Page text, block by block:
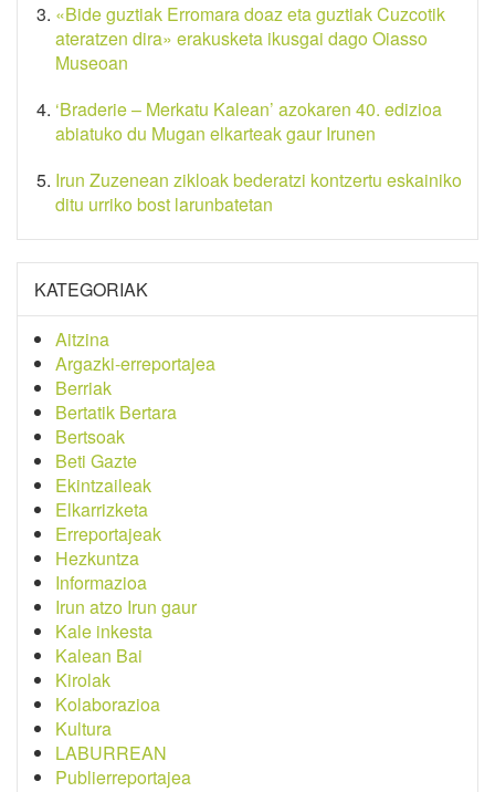
«Bide guztiak Erromara doaz eta guztiak Cuzcotik
ateratzen dira» erakusketa ikusgai dago Oiasso
Museoan
‘Braderie – Merkatu Kalean’ azokaren 40. edizioa
abiatuko du Mugan elkarteak gaur Irunen
Irun Zuzenean zikloak bederatzi kontzertu eskainiko
ditu urriko bost larunbatetan
KATEGORIAK
Aitzina
Argazki-erreportajea
Berriak
Bertatik Bertara
Bertsoak
Beti Gazte
Ekintzaileak
Elkarrizketa
Erreportajeak
Hezkuntza
Informazioa
Irun atzo Irun gaur
Kale inkesta
Kalean Bai
Kirolak
Kolaborazioa
Kultura
LABURREAN
Publierreportajea